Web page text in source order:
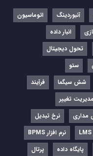
آنبوردینگ
اتوماسیون
انبار داده
تحول دیجیتال
سئو
شش سیگما
فرآیند
مدیریت تغییر
مداری
نرخ تبدیل
نرم افزار BPMS
پایگاه داده
پرتال